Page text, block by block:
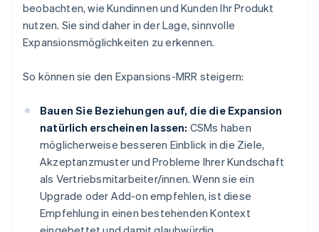
beobachten, wie Kundinnen und Kunden Ihr Produkt
nutzen. Sie sind daher in der Lage, sinnvolle
Expansionsmöglichkeiten zu erkennen.
So können sie den Expansions-MRR steigern:
Bauen Sie Beziehungen auf, die die Expansion
natürlich erscheinen lassen: CSMs haben
möglicherweise besseren Einblick in die Ziele,
Akzeptanzmuster und Probleme Ihrer Kundschaft
als Vertriebsmitarbeiter/innen. Wenn sie ein
Upgrade oder Add-on empfehlen, ist diese
Empfehlung in einen bestehenden Kontext